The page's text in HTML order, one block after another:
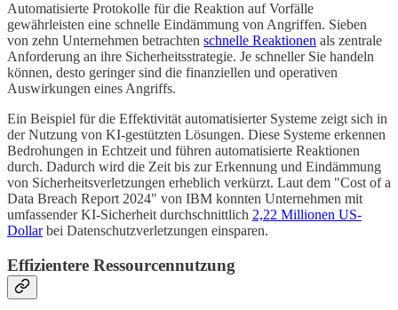
Automatisierte Protokolle für die Reaktion auf Vorfälle
gewährleisten eine schnelle Eindämmung von Angriffen. Sieben
von zehn Unternehmen betrachten schnelle Reaktionen als zentrale
Anforderung an ihre Sicherheitsstrategie. Je schneller Sie handeln
können, desto geringer sind die finanziellen und operativen
Auswirkungen eines Angriffs.
Ein Beispiel für die Effektivität automatisierter Systeme zeigt sich in
der Nutzung von KI-gestützten Lösungen. Diese Systeme erkennen
Bedrohungen in Echtzeit und führen automatisierte Reaktionen
durch. Dadurch wird die Zeit bis zur Erkennung und Eindämmung
von Sicherheitsverletzungen erheblich verkürzt. Laut dem "Cost of a
Data Breach Report 2024" von IBM konnten Unternehmen mit
umfassender KI-Sicherheit durchschnittlich 2,22 Millionen US-
Dollarbei Datenschutzverletzungen einsparen.
Effizientere Ressourcennutzung